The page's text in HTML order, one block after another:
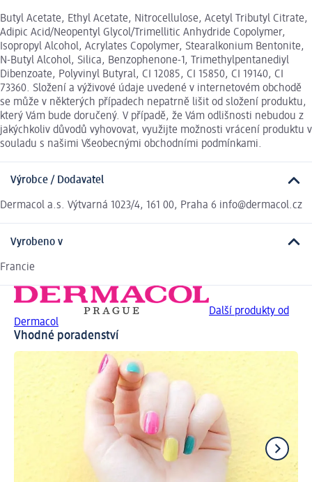
Butyl Acetate, Ethyl Acetate, Nitrocellulose, Acetyl Tributyl Citrate,
Adipic Acid/Neopentyl Glycol/Trimellitic Anhydride Copolymer,
Isopropyl Alcohol, Acrylates Copolymer, Stearalkonium Bentonite,
N-Butyl Alcohol, Silica, Benzophenone-1, Trimethylpentanediyl
Dibenzoate, Polyvinyl Butyral, CI 12085, CI 15850, CI 19140, CI
73360. Složení a výživové údaje uvedené v internetovém obchodě
se může v některých případech nepatrně lišit od složení produktu,
který Vám bude doručený. V případě, že Vám odlišnosti nebudou z
jakýchkoliv důvodů vyhovovat, využijte možnosti vrácení produktu v
souladu s našimi Všeobecnými obchodními podmínkami.
Výrobce / Dodavatel
Dermacol a.s. Výtvarná 1023/4, 161 00, Praha 6 info@dermacol.cz
Vyrobeno v
Francie
Další produkty od
Dermacol
Vhodné poradenství